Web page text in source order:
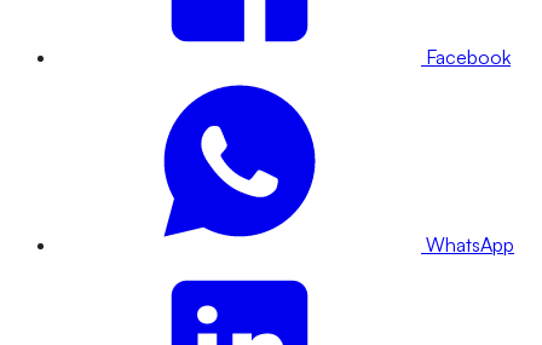
Facebook
WhatsApp